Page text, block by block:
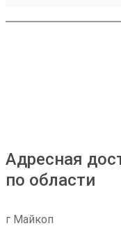
ТК работает
Адресная
по области
г Майкоп